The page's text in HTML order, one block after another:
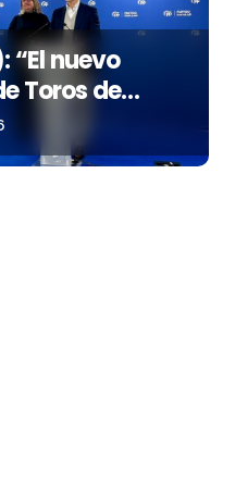
“El nuevo
Toros de
La